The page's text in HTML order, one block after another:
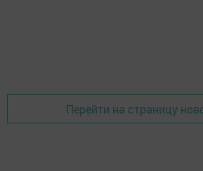
Перейти на страницу